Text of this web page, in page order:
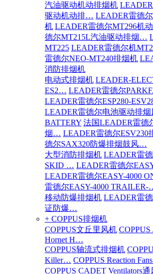
汽油驱动机动排烟机
驱动机动排… LEADER雷德
机 LEADER雷德尔MT296机
德尔MT215L汽油驱动排烟…
MT225 LEADER雷德尔机
雷德尔NEO-MT240排烟机
消防排烟机
电动式排烟机 LEADER-
ES2… LEADER雷德尔
LEADER雷德尔ESP280-
LEADER雷德尔电池驱动排
BATTERY 法国LEADER雷德
烟… LEADER雷德尔ESV230
德尔SAX320防爆排烟鼓风…
大型消防排烟机 LEADER雷
SKID … LEADER雷德尔
LEADER雷德尔EASY-4000
雷德尔EASY-4000 TRAILER-
移动防爆排烟机 LEADER雷
证防爆…
+ COPPUS排烟机
COPPUS文丘里风机 COPPUS
Hornet H…
COPPUS轴流式排烟机
Killer… COPPUS Reaction
COPPUS CADET Ventilators